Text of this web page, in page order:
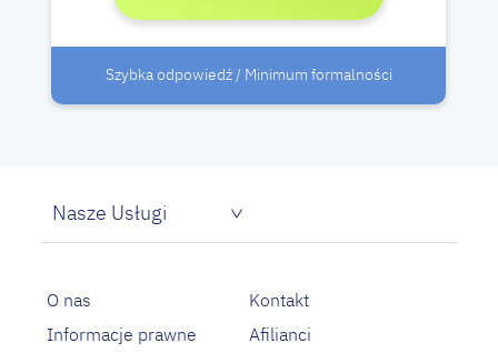
Szybka odpowiedź / Minimum formalności
Nasze Usługi
O nas
Kontakt
Informacje prawne
Afilianci